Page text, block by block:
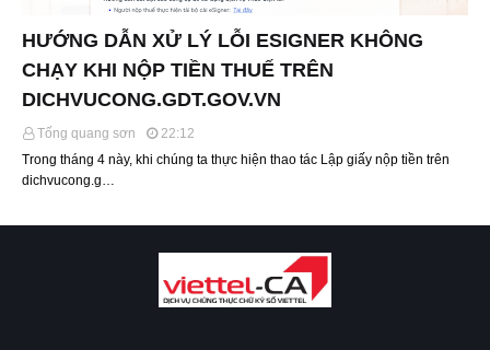
HƯỚNG DẪN XỬ LÝ LỖI ESIGNER KHÔNG
CHẠY KHI NỘP TIỀN THUẾ TRÊN
DICHVUCONG.GDT.GOV.VN
Tống quang sơn
22:12
Trong tháng 4 này, khi chúng ta thực hiện thao tác Lập giấy nộp tiền trên
dichvucong.g…